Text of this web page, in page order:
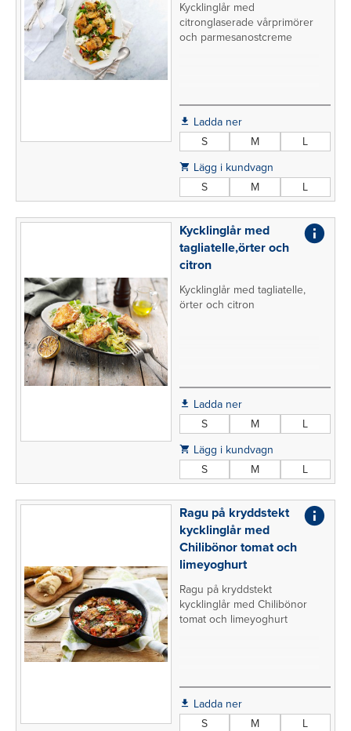
Kycklinglår med
citronglaserade vårprimörer
och parmesanostcreme
Ladda ner
S
M
L
Lägg i kundvagn
S
M L
Kycklinglår med
tagliatelle,örter och
citron
Kycklinglår med tagliatelle,
örter och citron
Ladda ner
S
M
L
Lägg i kundvagn
S
M L
Ragu på kryddstekt
kycklinglår med
Chilibönor tomat och
limeyoghurt
Ragu på kryddstekt
kycklinglår med Chilibönor
tomat och limeyoghurt
Ladda ner
S
M
L